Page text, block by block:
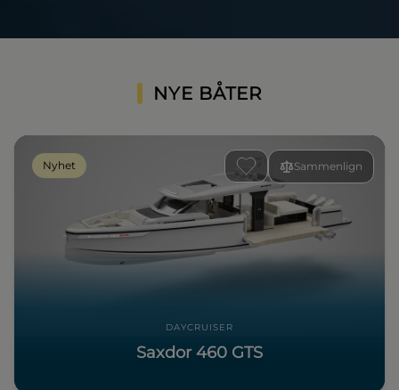
NYE BÅTER
Sammenlign
Nyhet
DAYCRUISER
Saxdor 460 GTS